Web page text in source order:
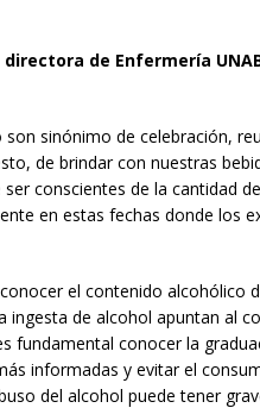
de Enfermería
sinónimo de celebración,
de brindar con nuestras
conscientes de la cantidad
en estas fechas donde los
el contenido alcohólico
ingesta de alcohol apuntan al
fundamental conocer la
informadas y evitar el
del alcohol puede tener